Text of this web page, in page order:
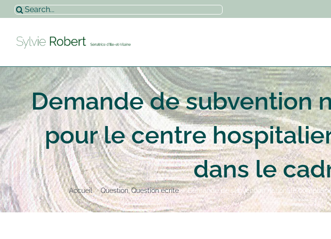
Passer
au
Rechercher:
Demande de subvention
pour le centre
dans le
Accueil Question Question écrite Demande de subvention nationale